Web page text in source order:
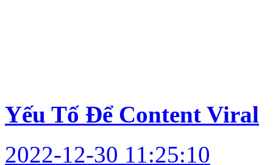
Yếu Tố Để Content Viral
2022-12-30 11:25:10